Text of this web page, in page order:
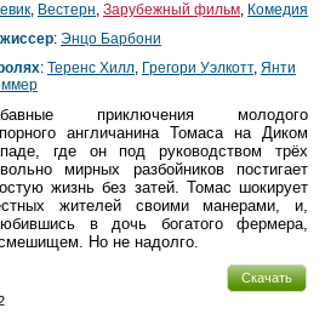
, Вестерн, Зарубежный фильм, Комедия
: Энцо Барбони
: Теренс Хилл, Грегори Уэлкотт, Янти
приключения молодого
англичанина Томаса на Диком
где он под руководством трёх
мирных разбойников постигает
жизнь без затей. Томас шокирует
жителей своими манерами, и,
в дочь богатого фермера,
Но не надолго.
Скачать